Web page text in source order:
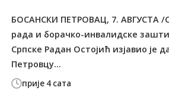
прије 4 сата
БОСАНСКИ ПЕТРОВАЦ, 7. АВГУСТА /
рада и борачко-инвалидске
Српске Радан Остојић изјавио је
Петровцу...